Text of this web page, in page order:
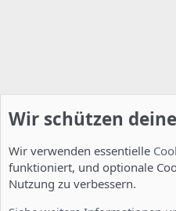
Wir schützen
Wir verwenden essentielle
funktioniert, und optionale
Nutzung zu verbessern.